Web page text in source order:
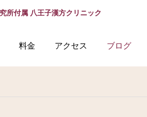
所付属 八王子漢方クリニック
料金 アクセス ブログ